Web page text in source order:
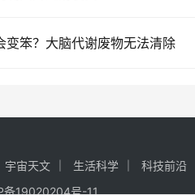
变笨？大脑代谢废物无法清除
宇宙天文 生活科学
科技前沿
备19020204号-11